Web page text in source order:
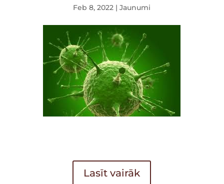
Feb 8, 2022 |Jaunumi
Lasīt vairāk